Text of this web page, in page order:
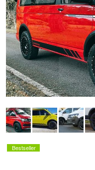
Bestseller